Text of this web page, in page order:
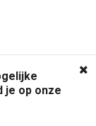
je op onze